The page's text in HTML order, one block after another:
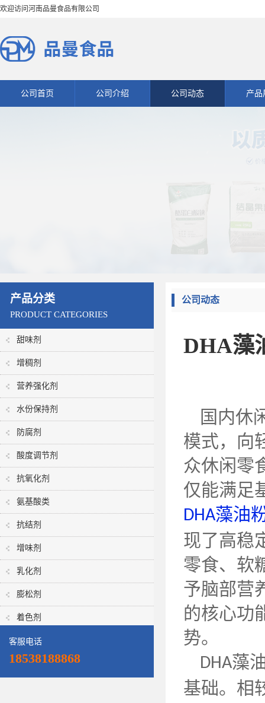
欢迎访问河南品曼食品有限公司
公司首页 公司介绍 公司动态 产品
产品分类
PRODUCT CATEGORIES
甜味剂
增稠剂
营养强化剂
水份保持剂
防腐剂
酸度调节剂
抗氧化剂
氨基酸类
抗结剂
增味剂
乳化剂
膨松剂
着色剂
客服电话
18538188868
公司动态
DHA藻
国内休
模式，向
众休闲零
仅能满足
DHA藻油
现了高稳
零食、软
予脑部营
的核心功
势。
DHA藻
基础。相